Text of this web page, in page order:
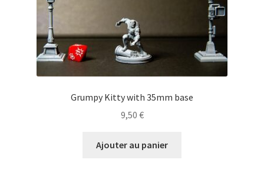
Grumpy Kitty with 35mm base
9,50 €
Ajouter au panier